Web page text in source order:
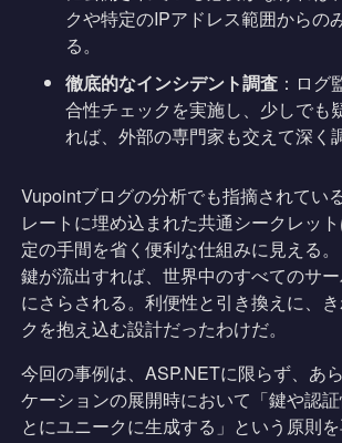
クや特定のIPアドレス範囲からの
る。
徹底的なインシデント調査 ：ログ
合性チェックを実施し、少しでも
れば、外部の専門家も交えて深く
Vupointブログの分析でも指摘されてい
レートに埋め込まれた共通シークレッ
定の手間を省く便利な仕組みに見える
鍵が流出すれば、世界中のすべてのサ
にさらされる。利便性と引き換えに、
クを抱え込む設計だったわけだ。
今回の事例は、ASP.NETに限らず、あ
ケーションの展開時において「鍵や認
とにユニークに生成する」という原則